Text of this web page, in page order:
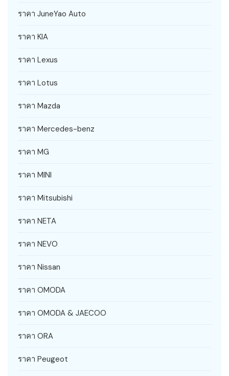
ราคา JuneYao Auto
ราคา KIA
ราคา Lexus
ราคา Lotus
ราคา Mazda
ราคา Mercedes-benz
ราคา MG
ราคา MINI
ราคา Mitsubishi
ราคา NETA
ราคา NEVO
ราคา Nissan
ราคา OMODA
ราคา OMODA & JAECOO
ราคา ORA
ราคา Peugeot